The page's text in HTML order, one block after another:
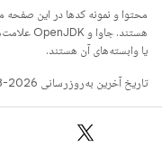
محتوا و نمونه کدها در این
یا وابسته‌های آن هستند.
تاریخ آخرین به‌روزرسانی 2026-08-06 به‌وقت ساعت هماهنگ جهانی.